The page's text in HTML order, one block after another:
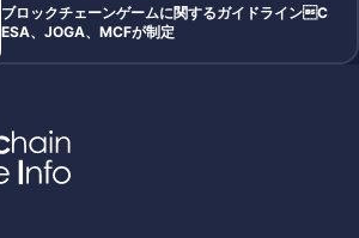
ブロックチェーンゲームに関するガイドラインC
ESA、JOGA、MCFが制定